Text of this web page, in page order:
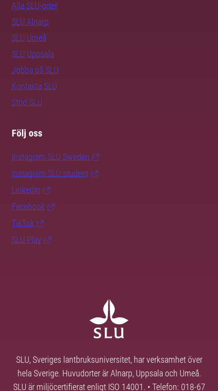
Alla SLU-orter
SLU Alnarp
SLU Umeå
SLU Uppsala
Jobba på SLU
Kontakta SLU
Stöd SLU
Följ oss
Instagram SLU.Sweden
Instagram SLU.student
LinkedIn
Facebook
TikTok
SLU Play
SLU, Sveriges lantbruksuniversitet, har verksamhet över
hela Sverige. Huvudorter är Alnarp, Uppsala och Umeå.
SLU är miljöcertifierat enligt ISO 14001. • Telefon: 018-67